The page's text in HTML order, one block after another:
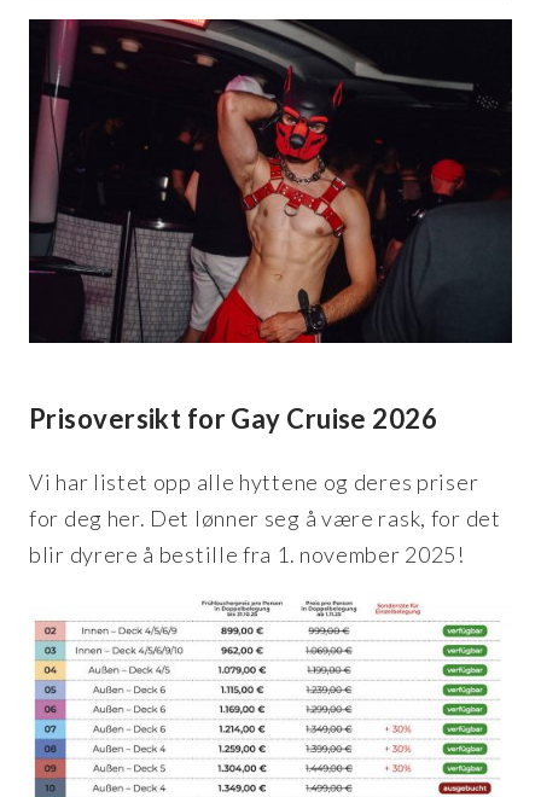
Prisoversikt for Gay Cruise 2026
Vi har listet opp alle hyttene og deres priser
for deg her. Det lønner seg å være rask, for det
blir dyrere å bestille fra 1. november 2025!